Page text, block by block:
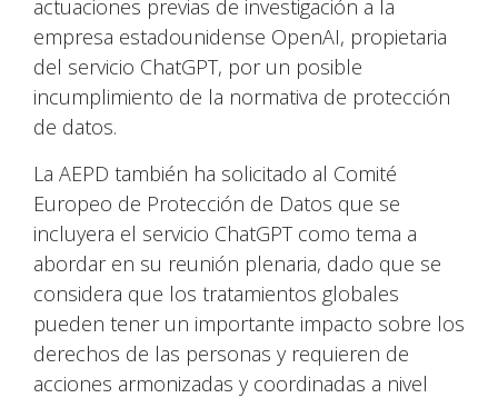
actuaciones previas de investigación a la
empresa estadounidense OpenAI, propietaria
del servicio ChatGPT, por un posible
incumplimiento de la normativa de protección
de datos.
La AEPD también ha solicitado al Comité
Europeo de Protección de Datos que se
incluyera el servicio ChatGPT como tema a
abordar en su reunión plenaria, dado que se
considera que los tratamientos globales
pueden tener un importante impacto sobre los
derechos de las personas y requieren de
acciones armonizadas y coordinadas a nivel